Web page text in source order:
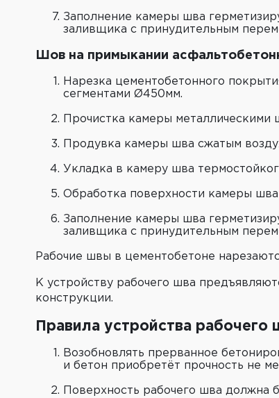
Заполнение камеры шва
заливщика с принудительным
Шов на примыкании
Нарезка цементобетонного
сегментами Ø450мм.
Прочистка камеры
Продувка камеры шва сжатым
Укладка в камеру шва
Обработка поверхности камеры
Заполнение камеры шва
заливщика с принудительным
Рабочие швы в цементобетоне
К устройству рабочего шва
конструкции.
Правила устройства рабочего
Возобновлять прерванное
и бетон приобретёт прочность не
Поверхность рабочего шва должна